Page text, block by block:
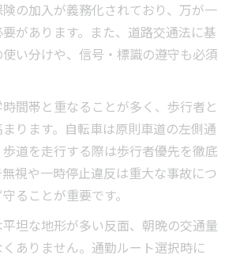
の加入が義務化されており、万が一
があります。また、道路交通法に基
い分けや、信号・標識の遵守も必須
間帯と重なることが多く、歩行者と
ります。自転車は原則車道の左側通
道を走行する際は歩行者優先を徹底
視や一時停止違反は重大な事故につ
ることが重要です。
坦な地形が多い反面、朝晩の交通量
ありません。通勤ルート選択時に